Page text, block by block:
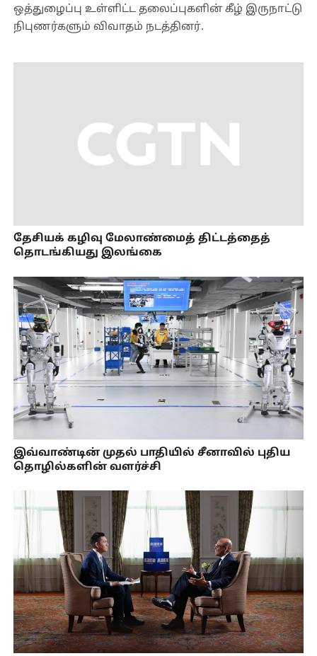
ஒத்துழைப்பு உள்ளிட்ட தலைப்புகளின் கீழ் இருநாட்டு
நிபுணர்களும் விவாதம் நடத்தினர்.
தேசியக் கழிவு மேலாண்மைத் திட்டத்தைத்
தொடங்கியது இலங்கை
இவ்வாண்டின் முதல் பாதியில் சீனாவில் புதிய
தொழில்களின் வளர்ச்சி